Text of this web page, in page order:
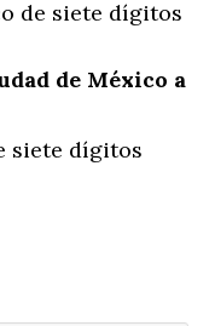
de siete dígitos
de México a
siete dígitos